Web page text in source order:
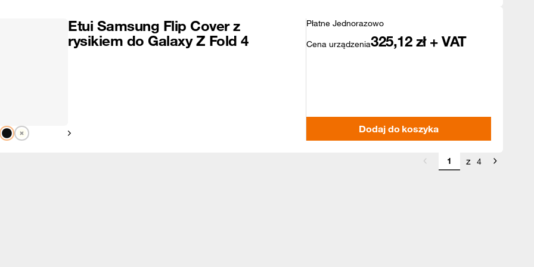
Pokaż następny
Etui Samsung Flip Cover z
rysikiem do Galaxy Z Fold 4
Płatne Jednorazowo
Cena urządzenia325,12 zł + VAT
Dodaj do koszyka
z 4